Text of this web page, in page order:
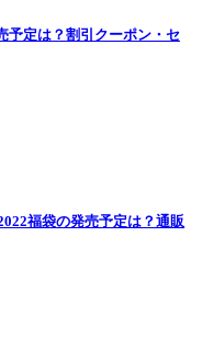
予定は？割引クーポン・セ
福袋の発売予定は？通販